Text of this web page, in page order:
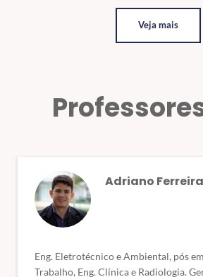
Veja mais
Adriano Ferreira
Eng. Eletrotécnico e Ambiental, pós
Trabalho, Eng. Clínica e Radiologia.